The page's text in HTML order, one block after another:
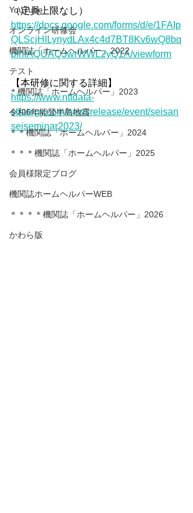
YouTube
オンライン研修会
機関誌「ホームヘルパー」2022
テスト
＊機関誌「ホームヘルパー」2023
令和6年能登半島地震
＊＊機関誌「ホームヘルパー」2024
＊＊＊機関誌「ホームヘルパー」2025
会員様限定ブログ
機関誌ホームヘルパーWEB
＊＊＊＊機関誌「ホームヘルパー」2026
かわら版
（定員上限なし）
https://docs.google.com/forms/d/e/1FAIp
QLScjHILynydLAx4c4d7BT8Kv6wQ8bq
pfhfAQUAQ3wrWWL2yQ1A/viewform
【本研修に関する詳細】
https://www.nttdata-
strategy.com/newsrelease/event/seisan
seiseminar2023/